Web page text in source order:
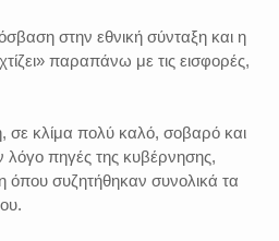
στην εθνική σύνταξη και η
παραπάνω με τις εισφορές,
σε κλίμα πολύ καλό, σοβαρό και
πηγές της κυβέρνησης,
όπου συζητήθηκαν συνολικά τα